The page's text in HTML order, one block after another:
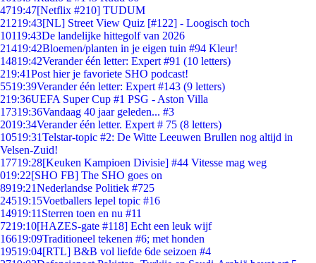
4719:47[Netflix #210] TUDUM
21219:43[NL] Street View Quiz [#122] - Loogisch toch
10119:43De landelijke hittegolf van 2026
21419:42Bloemen/planten in je eigen tuin #94 Kleur!
14819:42Verander één letter: Expert #91 (10 letters)
219:41Post hier je favoriete SHO podcast!
5519:39Verander één letter: Expert #143 (9 letters)
219:36UEFA Super Cup #1 PSG - Aston Villa
17319:36Vandaag 40 jaar geleden... #3
2019:34Verander één letter. Expert # 75 (8 letters)
10519:31Telstar-topic #2: De Witte Leeuwen Brullen nog altijd in
Velsen-Zuid!
17719:28[Keuken Kampioen Divisie] #44 Vitesse mag weg
019:22[SHO FB] The SHO goes on
8919:21Nederlandse Politiek #725
24519:15Voetballers lepel topic #16
14919:11 Sterren toen en nu #11
7219:10[HAZES-gate #118] Echt een leuk wijf
16619:09Traditioneel tekenen #6; met honden
19519:04[RTL] B&B vol liefde 6de seizoen #4